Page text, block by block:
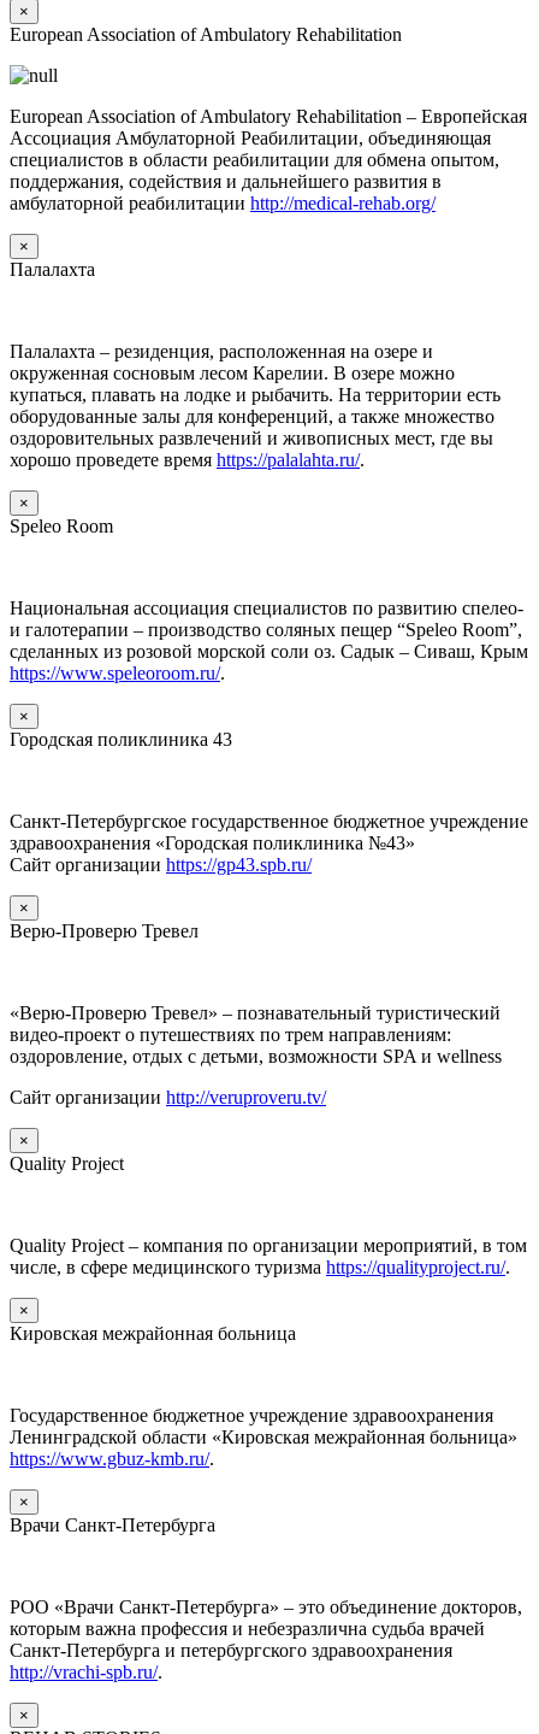
×
European Association of Ambulatory Rehabilitation
European Association of Ambulatory Rehabilitation – Европейская
Ассоциация Амбулаторной Реабилитации, объединяющая
специалистов в области реабилитации для обмена опытом,
поддержания, содействия и дальнейшего развития в
амбулаторной реабилитации http://medical-rehab.org/
×
Палалахта
Палалахта – резиденция, расположенная на озере и
окруженная сосновым лесом Карелии. В озере можно
купаться, плавать на лодке и рыбачить. На территории есть
оборудованные залы для конференций, а также множество
оздоровительных развлечений и живописных мест, где вы
хорошо проведете время https://palalahta.ru/.
×
Speleo Room
Национальная ассоциация специалистов по развитию спелео-
и галотерапии – производство соляных пещер “Speleo Room”,
сделанных из розовой морской соли оз. Садык – Сиваш, Крым
https://www.speleoroom.ru/.
×
Городская поликлиника 43
Санкт-Петербургское государственное бюджетное учреждение
здравоохранения «Городская поликлиника №43»
Сайт организации https://gp43.spb.ru/
×
Верю-Проверю Тревел
«Верю-Проверю Тревел» – познавательный туристический
видео-проект о путешествиях по трем направлениям:
оздоровление, отдых с детьми, возможности SPA и wellness
Сайт организации http://veruproveru.tv/
×
Quality Project
Quality Project – компания по организации мероприятий, в том
числе, в сфере медицинского туризма https://qualityproject.ru/.
×
Кировская межрайонная больница
Государственное бюджетное учреждение здравоохранения
Ленинградской области «Кировская межрайонная больница»
https://www.gbuz-kmb.ru/.
×
Врачи Санкт-Петербурга
РОО «Врачи Санкт-Петербурга» – это объединение докторов,
которым важна профессия и небезразлична судьба врачей
Санкт-Петербурга и петербургского здравоохранения
http://vrachi-spb.ru/.
×